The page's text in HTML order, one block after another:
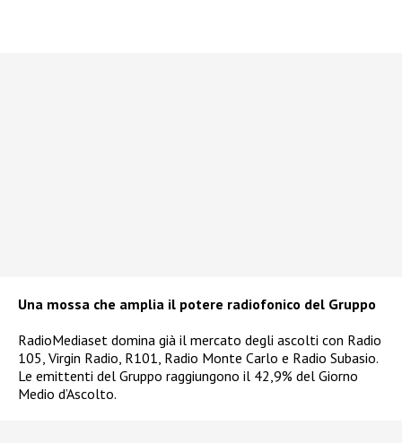
Una mossa che amplia il potere radiofonico del Gruppo
RadioMediaset domina già il mercato degli ascolti con Radio
105, Virgin Radio, R101, Radio Monte Carlo e Radio Subasio.
Le emittenti del Gruppo raggiungono il 42,9% del Giorno
Medio d’Ascolto.